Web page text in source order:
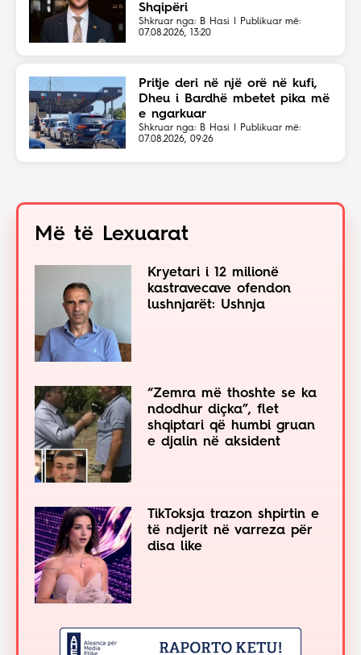
Shqipëri
Shkruar nga: B Hasi | Publikuar më:
07.08.2026, 13:20
Pritje deri në një orë në kufi,
Dheu i Bardhë mbetet pika më
e ngarkuar
Shkruar nga: B Hasi | Publikuar më:
07.08.2026, 09:26
Më të Lexuarat
Kryetari i 12 milionë
kastravecave ofendon
lushnjarët: Ushnja
“Zemra më thoshte se ka
ndodhur diçka”, flet
shqiptari që humbi gruan
e djalin në aksident
TikToksja trazon shpirtin e
të ndjerit në varreza për
disa like